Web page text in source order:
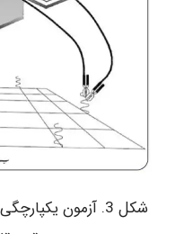
شکل 3. آزمون